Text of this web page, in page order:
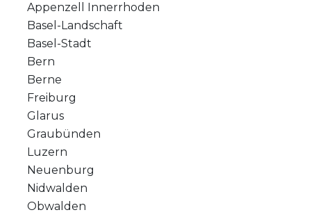
Appenzell Innerrhoden
Basel-Landschaft
Basel-Stadt
Bern
Berne
Freiburg
Glarus
Graubünden
Luzern
Neuenburg
Nidwalden
Obwalden